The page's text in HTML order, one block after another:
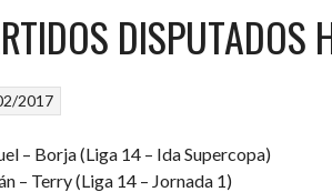
DISPUTADOS
2017
– Borja (Liga 14 – Ida Supercopa)
– Terry (Liga 14 – Jornada 1)